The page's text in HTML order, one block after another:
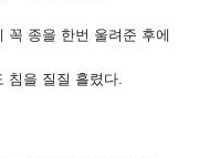
꼭 종을 한번 울려준 후에
침을 질질 흘렸다.